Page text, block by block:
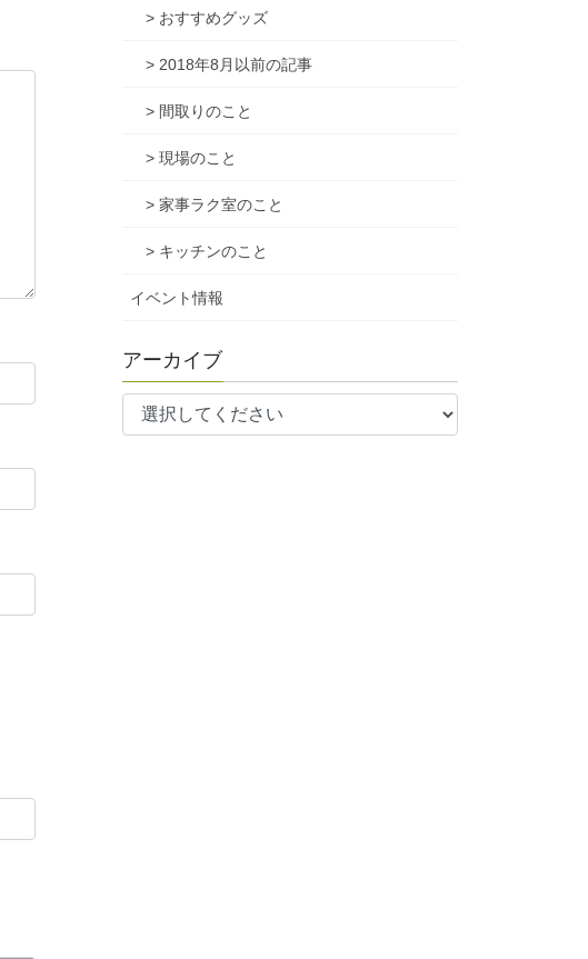
> おすすめグッズ
> 2018年8月以前の記事
> 間取りのこと
> 現場のこと
> 家事ラク室のこと
> キッチンのこと
イベント情報
アーカイブ